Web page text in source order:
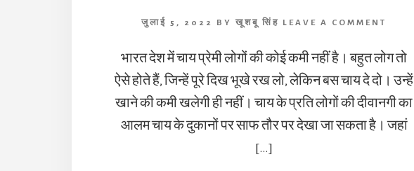
जुलाई 5, 2022 BYखूशबू सिंह LEAVE A COMMENT
भारत देश में चाय प्रेमी लोगों की कोई कमी नहीं है। बहुत लोग तो
ऐसे होते हैं, जिन्हें पूरे दिख भूखे रख लो, लेकिन बस चाय दे दो। उन्हें
खाने की कमी खलेगी ही नहीं। चाय के प्रति लोगों की दीवानगी का
आलम चाय के दुकानों पर साफ तौर पर देखा जा सकता है। जहां
[…]